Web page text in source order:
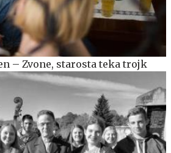
– Zvone, starosta teka trojk